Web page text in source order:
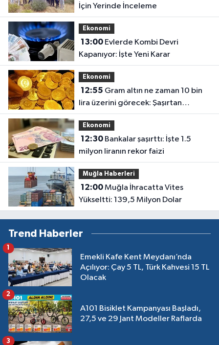
İçin Yerinde İnceleme
Ekonomi
13:00Evlerde Kombi Devri
Kapanıyor: İşte Yeni Karar
Ekonomi
12:55
lira üzerini görecek: Şaşırtan
açıklama geldi
Ekonomi
12:30Bankalar şaşırttı: İşte 1.5
milyon liranın rekor faizi
Muğla Haberleri
12:00Muğla İhracatta Vites
Yükseltti: 139,5 Milyon Dolar
Trend Haberler
Emekli Kafe Kent Meydanı’nda
Açılıyor: Çay 5 TL, Türk Kahvesi 15 TL
Olacak
A101 Bisiklet Kampanyası Başladı,
27,5 ve 29 Jant Modeller Raflarda
2
3